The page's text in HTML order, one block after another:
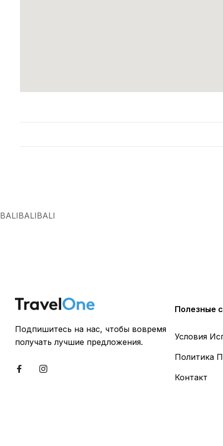
BALIBALIBALI
Подпишитесь на нас, чтобы вовремя
получать лучшие предложения.
Полезные
Условия
Политика
Контакт